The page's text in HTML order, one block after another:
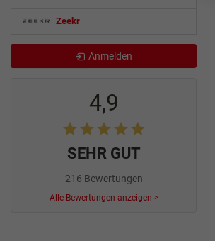
Zeekr
Anmelden
4,9
SEHR GUT
216 Bewertungen
Alle Bewertungen anzeigen >